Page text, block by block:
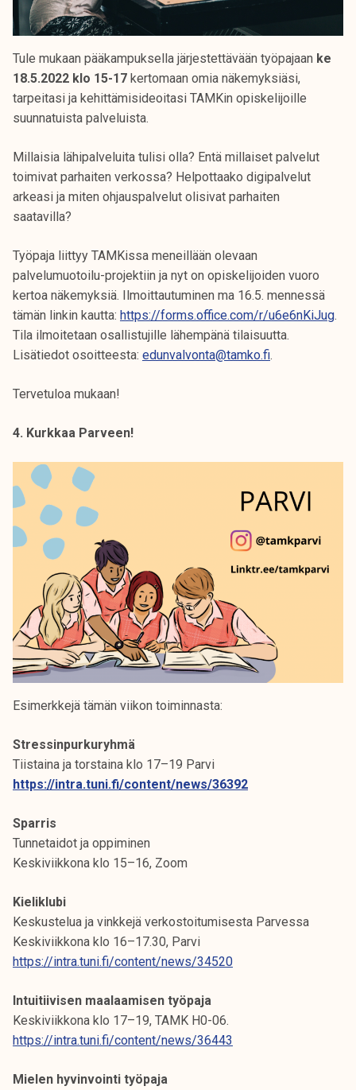
Tule mukaan pääkampuksella järjestettävään työpajaan ke
18.5.2022 klo 15-17 kertomaan omia näkemyksiäsi,
tarpeitasi ja kehittämisideoitasi TAMKin opiskelijoille
suunnatuista palveluista.
Millaisia lähipalveluita tulisi olla? Entä millaiset palvelut
toimivat parhaiten verkossa? Helpottaako digipalvelut
arkeasi ja miten ohjauspalvelut olisivat parhaiten
saatavilla?
Työpaja liittyy TAMKissa meneillään olevaan
palvelumuotoilu-projektiin ja nyt on opiskelijoiden vuoro
kertoa näkemyksiä. Ilmoittautuminen ma 16.5. mennessä
tämän linkin kautta: https://forms.office.com/r/u6e6nKiJug.
Tila ilmoitetaan osallistujille lähempänä tilaisuutta.
Lisätiedot osoitteesta: edunvalvonta@tamko.fi.
Tervetuloa mukaan!
4. Kurkkaa Parveen!
Esimerkkejä tämän viikon toiminnasta:
Stressinpurkuryhmä
Tiistaina ja torstaina klo 17–19 Parvi
https://intra.tuni.fi/content/news/36392
Sparris
Tunnetaidot ja oppiminen
Keskiviikkona klo 15–16, Zoom
Kieliklubi
Keskustelua ja vinkkejä verkostoitumisesta Parvessa
Keskiviikkona klo 16–17.30, Parvi
https://intra.tuni.fi/content/news/34520
Intuitiivisen maalaamisen työpaja
Keskiviikkona klo 17–19, TAMK H0-06.
https://intra.tuni.fi/content/news/36443
Mielen hyvinvointi työpaja